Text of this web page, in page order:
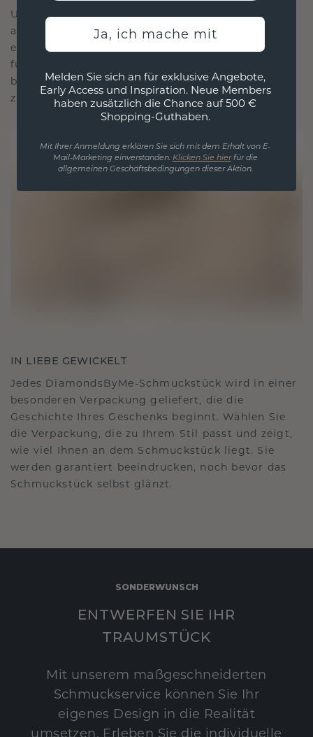
Unsere Designphilosophie ist auf Verbindung
ausgelegt, wobei jedes Stück so gestaltet ist, dass
es die Zeit überdauert. Es wird zu Ihrem Symbol
für Liebe und wertvolle Momente, das dazu
bestimmt ist, für immer getragen und geschätzt
zu werden.
IN LIEBE GEWICKELT
Jedes DiamondsByMe-Schmuckstück wird in einer
besonderen Verpackung geliefert, die die
Geschichte Ihres Geschenks beginnt. Wählen Sie
die Verpackung, die zu Ihrem Stil passt und zeigt,
wie viel Ihnen an dem Schmuckstück liegt. Sie
werden garantiert beeindrucken, noch bevor das
Schmuckstück selbst glänzt.
SONDERWUNSCH
ENTWERFEN SIE IHR
TRAUMSTÜCK
Mit unserem maßgeschneiderten
Schmuckservice können Sie Ihr
eigenes Design in die Realität
umsetzen. Erleben Sie die individuelle
Ja, ich mache mit
Melden Sie sich an für exklusive Angebote,
Early Access und Inspiration. Neue Members
haben zusätzlich die Chance auf 500 €
Shopping-Guthaben.
Mit Ihrer Anmeldung erklären Sie sich mit dem Erhalt von E-
Mail-Marketing einverstanden. Klicken Sie hierfür die
allgemeinen Geschäftsbedingungen dieser Aktion.